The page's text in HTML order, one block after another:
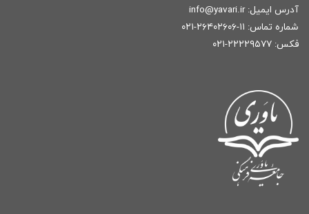
آدرس ایمیل: info@yavari.ir
شماره تماس: ۱۱-۲۶۴۰۲۶۰۶-۰۲۱
فکس: ۲۲۲۲۹۵۷۷-۰۲۱